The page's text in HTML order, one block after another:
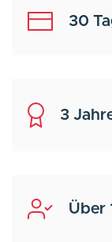
30
3
Über